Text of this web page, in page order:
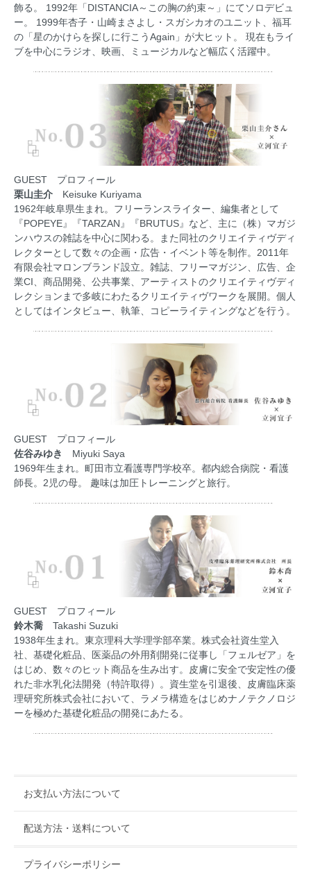
飾る。 1992年「DISTANCIA～この胸の約束～」にてソロデビュ
ー。 1999年杏子・山崎まさよし・スガシカオのユニット、福耳
の「星のかけらを探しに行こうAgain」が大ヒット。 現在もライ
ブを中心にラジオ、映画、ミュージカルなど幅広く活躍中。
GUEST プロフィール
栗山圭介 Keisuke Kuriyama
1962年岐阜県生まれ。フリーランスライター、編集者として
『POPEYE』『TARZAN』『BRUTUS』など、主に（株）マガジ
ンハウスの雑誌を中心に関わる。また同社のクリエイティヴディ
レクターとして数々の企画・広告・イベント等を制作。2011年
有限会社マロンブランド設立。雑誌、フリーマガジン、広告、企
業CI、商品開発、公共事業、アーティストのクリエイティヴディ
レクションまで多岐にわたるクリエイティヴワークを展開。個人
としてはインタビュー、執筆、コピーライティングなどを行う。
GUEST プロフィール
佐谷みゆき
Miyuki Saya
1969年生まれ。町田市立看護専門学校卒。都内総合病院・看護
師長。2児の母。 趣味は加圧トレーニングと旅行。
GUEST プロフィール
鈴木喬 Takashi Suzuki
1938年生まれ。東京理科大学理学部卒業。株式会社資生堂入
社、基礎化粧品、医薬品の外用剤開発に従事し「フェルゼア」を
はじめ、数々のヒット商品を生み出す。皮膚に安全で安定性の優
れた非水乳化法開発（特許取得）。資生堂を引退後、皮膚臨床薬
理研究所株式会社において、ラメラ構造をはじめナノテクノロジ
ーを極めた基礎化粧品の開発にあたる。
お支払い方法について
配送方法・送料について
プライバシーポリシー